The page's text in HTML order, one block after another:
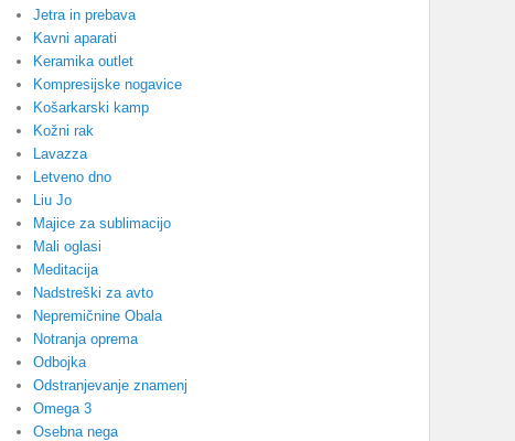
Jetra in prebava
Kavni aparati
Keramika outlet
Kompresijske nogavice
Košarkarski kamp
Kožni rak
Lavazza
Letveno dno
Liu Jo
Majice za sublimacijo
Mali oglasi
Meditacija
Nadstreški za avto
Nepremičnine Obala
Notranja oprema
Odbojka
Odstranjevanje znamenj
Omega 3
Osebna nega